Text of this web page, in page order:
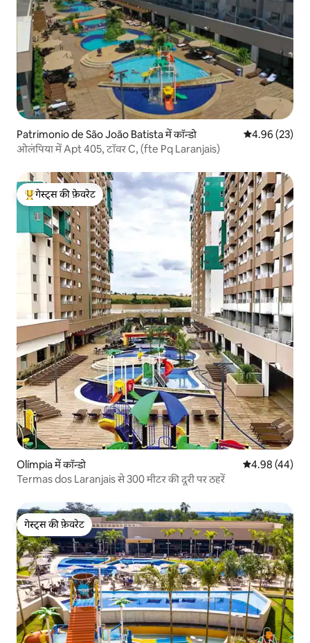
Patrimonio de São João Batista में कॉन्डो औसत रेटिंग 5 में
4.96 (23)
ओलंपिया में Apt 405, टॉवर C, (fte Pq Laranjais)
गेस्ट्स का टॉप फ़ेवरेट
गेस्ट्स की फ़ेवरेट
Olímpia में कॉन्डो औसत रेटिंग 5 में
4.98 (44)
Termas dos Laranjais से 300 मीटर की दूरी पर ठहरें
गेस्ट्स की फ़ेवरेट
गेस्ट्स की फ़ेवरेट